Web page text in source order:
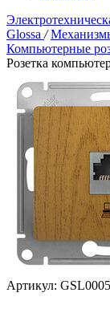
Glossa /
Компьютерные
Розетка
Артикул: